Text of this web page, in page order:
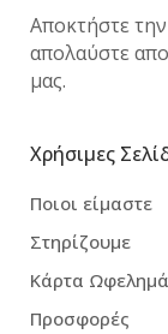
Αποκτήστε
απολαύστε
μας.
Χρήσιμες
Ποιοι είμαστε
Στηρίζουμε
Κάρτα
Προσφορές